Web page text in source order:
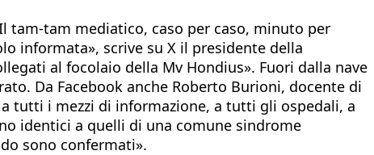
tam mediatico, caso per caso, minuto per
informata», scrive su X il presidente della
al focolaio della Mv Hondius». Fuori dalla nave
Da Facebook anche Roberto Burioni, docente di
tutti i mezzi di informazione, a tutti gli ospedali, a
identici a quelli di una comune sindrome
sono confermati».